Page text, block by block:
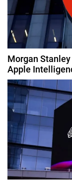
Morgan
Apple